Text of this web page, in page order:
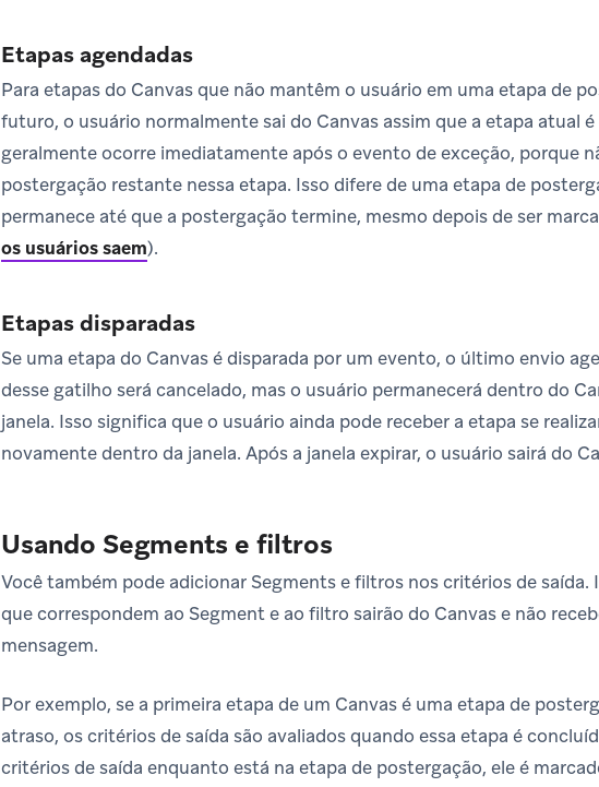
Etapas agendadas
Para etapas do Canvas que não mantêm o usuário em uma etapa de
futuro, o usuário normalmente sai do Canvas assim que a etapa atual
geralmente ocorre imediatamente após o evento de exceção, porque
postergação restante nessa etapa. Isso difere de uma etapa de
permanece até que a postergação termine, mesmo depois de ser
os usuários saem).
Etapas disparadas
Se uma etapa do Canvas é disparada por um evento, o último envio
desse gatilho será cancelado, mas o usuário permanecerá dentro do
janela. Isso significa que o usuário ainda pode receber a etapa se
novamente dentro da janela. Após a janela expirar, o usuário sairá do
Usando Segments e filtros
Você também pode adicionar Segments e filtros nos critérios de saída.
que correspondem ao Segment e ao filtro sairão do Canvas e não
mensagem.
Por exemplo, se a primeira etapa de um Canvas é uma etapa de
atraso, os critérios de saída são avaliados quando essa etapa é
critérios de saída enquanto está na etapa de postergação, ele é